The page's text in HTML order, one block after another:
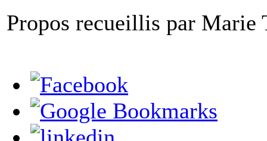
Propos recueillis par Marie